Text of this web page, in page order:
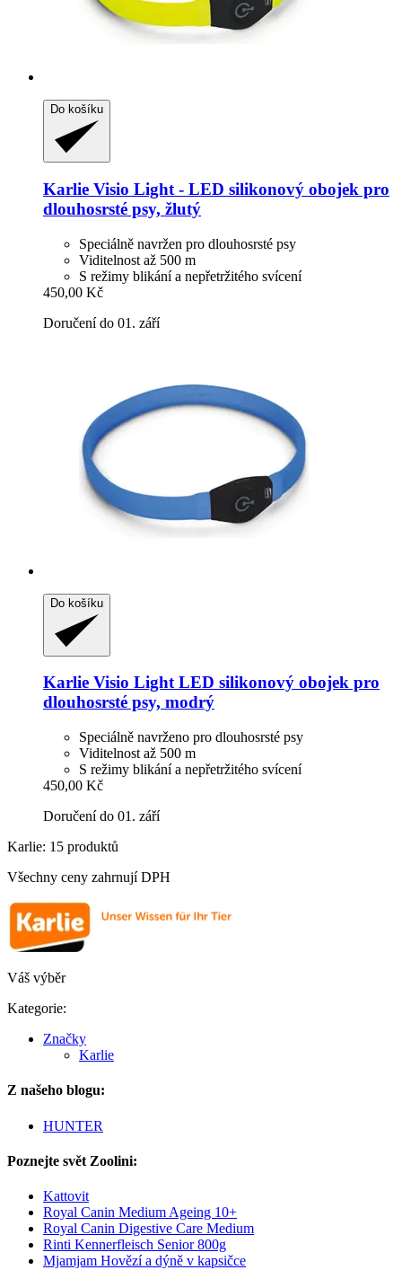
Do košíku
Karlie Visio Light -​ LED silikonový obojek pro
dlouhosrsté psy, žlutý
Speciálně navržen pro dlouhosrsté psy
Viditelnost až 500 m
S režimy blikání a nepřetržitého svícení
450,00 Kč
Doručení do 01. září
Do košíku
Karlie Visio Light LED silikonový obojek pro
dlouhosrsté psy, modrý
Speciálně navrženo pro dlouhosrsté psy
Viditelnost až 500 m
S režimy blikání a nepřetržitého svícení
450,00 Kč
Doručení do 01. září
Karlie: 15 produktů
Všechny ceny zahrnují DPH
Váš výběr
Kategorie:
Značky
Karlie
Z našeho blogu:
HUNTER
Poznejte svět Zoolini:
Kattovit
Royal Canin Medium Ageing 10+
Royal Canin Digestive Care Medium
Rinti Kennerfleisch Senior 800g
Mjamjam Hovězí a dýně v kapsičce